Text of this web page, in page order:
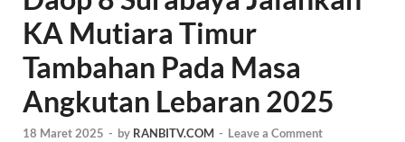
KA Mutiara Timur
Tambahan Pada Masa
Angkutan Lebaran 2025
18 Maret 2025 - by RANBITV.COM - Leave a Comment